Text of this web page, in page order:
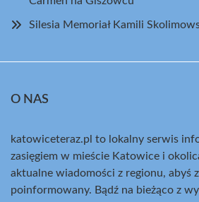
Silesia Memoriał Kamili
O NAS
katowiceteraz.pl to lokalny serwis
zasięgiem w mieście Katowice i
aktualne wiadomości z regionu, abyś
poinformowany. Bądź na bieżąco z